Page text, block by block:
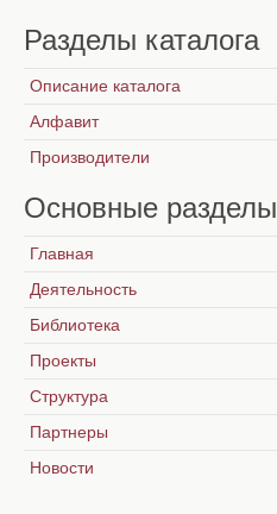
Разделы каталога
Описание каталога
Алфавит
Производители
Основные разделы
Главная
Деятельность
Библиотека
Проекты
Структура
Партнеры
Новости